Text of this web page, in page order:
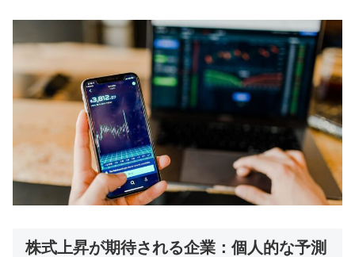
株式上昇が期待される企業：個人的な予測